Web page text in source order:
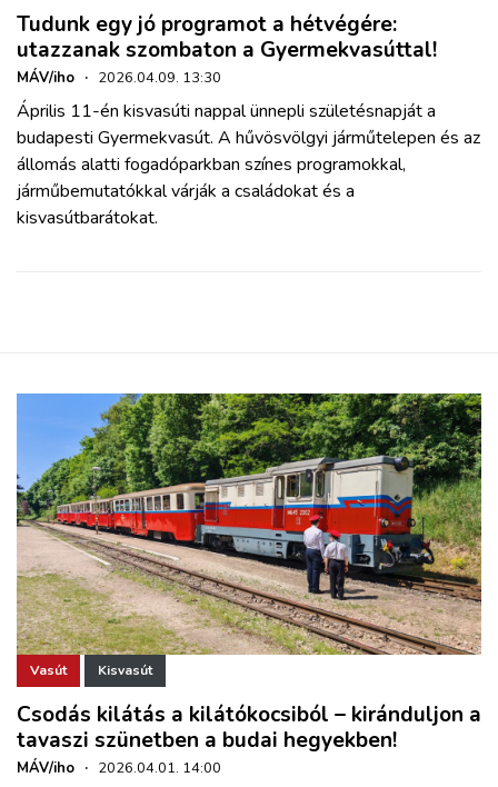
Tudunk egy jó programot a hétvégére:
utazzanak szombaton a Gyermekvasúttal!
MÁV/iho · 2026.04.09. 13:30
Április 11-én kisvasúti nappal ünnepli születésnapját a
budapesti Gyermekvasút. A hűvösvölgyi járműtelepen és az
állomás alatti fogadóparkban színes programokkal,
járműbemutatókkal várják a családokat és a
kisvasútbarátokat.
Vasút Kisvasút
Csodás kilátás a kilátókocsiból – kiránduljon a
tavaszi szünetben a budai hegyekben!
MÁV/iho · 2026.04.01. 14:00